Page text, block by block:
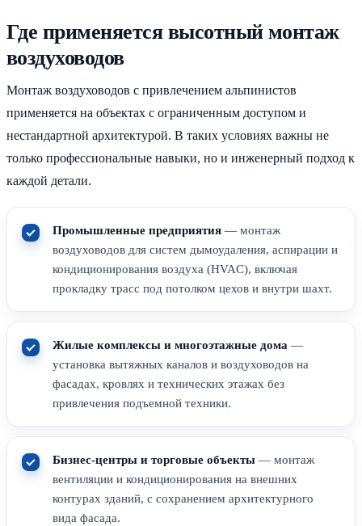
Где применяется высотный монтаж
воздуховодов
Монтаж воздуховодов с привлечением альпинистов
применяется на объектах с ограниченным доступом и
нестандартной архитектурой. В таких условиях важны не
только профессиональные навыки, но и инженерный подход к
каждой детали.
Промышленные предприятия — монтаж
воздуховодов для систем дымоудаления, аспирации и
кондиционирования воздуха (HVAC), включая
прокладку трасс под потолком цехов и внутри шахт.
Жилые комплексы и многоэтажные дома —
установка вытяжных каналов и воздуховодов на
фасадах, кровлях и технических этажах без
привлечения подъемной техники.
Бизнес-центры и торговые объекты — монтаж
вентиляции и кондиционирования на внешних
контурах зданий, с сохранением архитектурного
вида фасада.